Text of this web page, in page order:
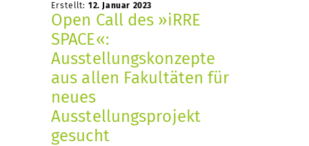
Erstellt: 12. Januar 2023
Open Call des »iRRE
SPACE«:
Ausstellungskonzepte
aus allen Fakultäten für
neues
Ausstellungsprojekt
gesucht